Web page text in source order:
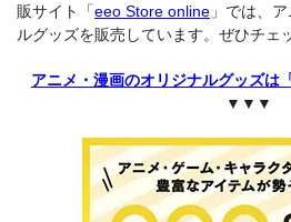
販サイト「eeo Store online 」では、
ルグッズを販売しています。ぜひチェ
アニメ・漫画のオリジナルグッズは
▼▼▼